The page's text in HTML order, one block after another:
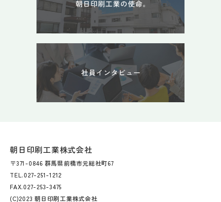
朝日印刷工業株式会社
〒371-0846 群馬県前橋市元総社町67
TEL.027-251-1212
FAX.027-253-3475
(C)2023 朝日印刷工業株式会社